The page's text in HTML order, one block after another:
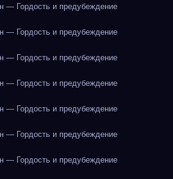
— Гордость и предубеждение
— Гордость и предубеждение
— Гордость и предубеждение
— Гордость и предубеждение
— Гордость и предубеждение
— Гордость и предубеждение
— Гордость и предубеждение